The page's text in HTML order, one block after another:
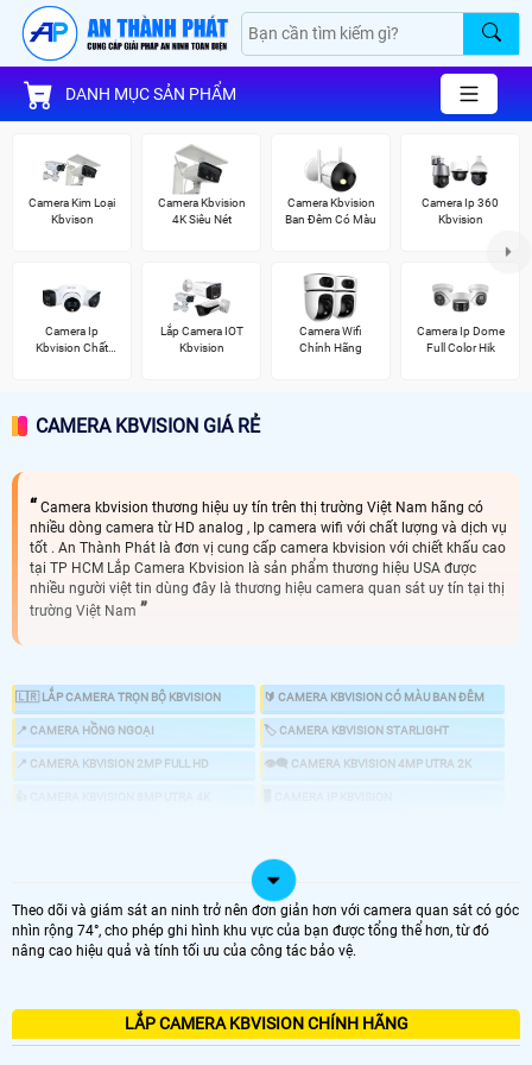
DANH MỤC SẢN PHẨM
Camera Kim Loại
Kbvison
Camera Kbvision
4K Siêu Nét
Camera Kbvision
Ban Đêm Có Màu
Camera Ip 360
Kbvision
Camera Ip
Kbvision Chất
Lắp Camera IOT
Kbvision
Camera Wifi
Chính Hãng
Camera Ip Dome
Full Color Hik
CAMERA KBVISION GIÁ RẺ
Camera kbvision thương hiệu uy tín trên thị trường Việt Nam hãng có
nhiều dòng camera từ HD analog , Ip camera wifi với chất lượng và dịch vụ
tốt . An Thành Phát là đơn vị cung cấp camera kbvision với chiết khấu cao
tại TP HCM Lắp Camera Kbvision là sản phẩm thương hiệu USA được
nhiều người việt tin dùng đây là thương hiệu camera quan sát uy tín tại thị
trường Việt Nam
🇱🇷 LẮP CAMERA TRỌN BỘ KBVISION 🔰 CAMERA KBVISION CÓ MÀU BAN ĐÊM
📍 CAMERA HỒNG NGOẠI 🏷 CAMERA KBVISION STARLIGHT
📍 CAMERA KBVISION 2MP FULL HD 👁️‍🗨️ CAMERA KBVISION 4MP UTRA 2K
💤 CAMERA AI KBVISION
Theo dõi và giám sát an ninh trở nên đơn giản hơn với camera quan sát có góc
nhìn rộng 74°, cho phép ghi hình khu vực của bạn được tổng thể hơn, từ đó
nâng cao hiệu quả và tính tối ưu của công tác bảo vệ.
LẮP CAMERA KBVISION CHÍNH HÃNG